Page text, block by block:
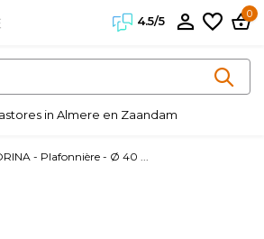
4.5/5
0
in Almere en Zaandam
- Plafonnière - Ø 40 ...